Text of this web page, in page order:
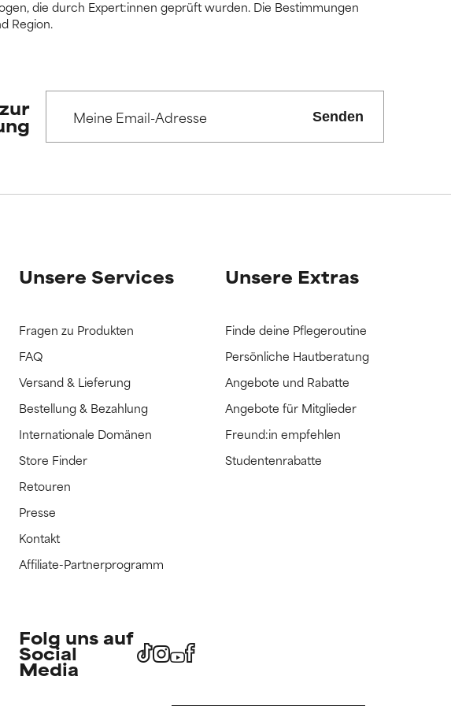
die durch Expert:innen geprüft wurden. Die Bestimmungen
Region.
Senden
Unsere Services
Fragen zu Produkten
FAQ
Versand & Lieferung
Bestellung & Bezahlung
Internationale Domänen
Store Finder
Retouren
Presse
Kontakt
Affiliate-Partnerprogramm
Unsere Extras
Finde deine Pflegeroutine
Persönliche Hautberatung
Angebote und Rabatte
Angebote für Mitglieder
Freund:in empfehlen
Studentenrabatte
Folg uns auf
Social
Media